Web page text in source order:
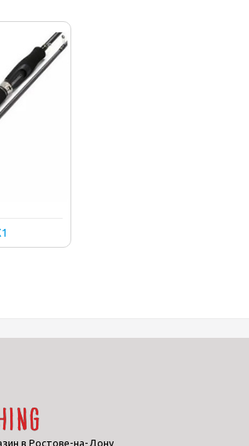
в Ростове-на-Дону